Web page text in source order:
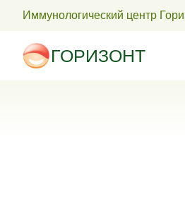
Иммунологический центр
ГОРИЗОНТ